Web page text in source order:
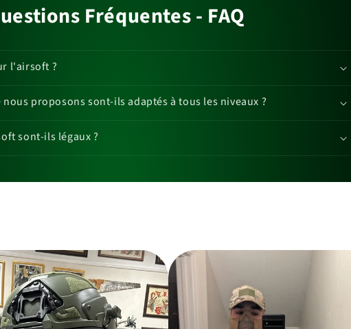
Fréquentes - FAQ
l'airsoft ?
proposons sont-ils adaptés à tous les niveaux ?
sont-ils légaux ?